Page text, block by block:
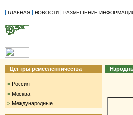
| ГЛАВНАЯ | НОВОСТИ | РАЗМЕЩЕНИЕ
Центры ремесленничества
> Россия
> Москва
> Международные